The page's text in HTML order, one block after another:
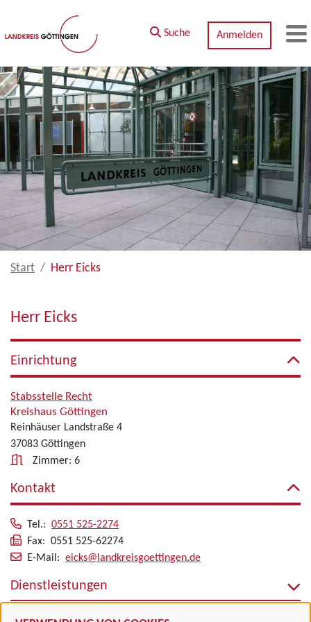
Zum Hauptinhalt springen
Suche Anmelden
Start Herr Eicks
Herr Eicks
Einrichtung
Stabsstelle Recht
Kreishaus Göttingen
Reinhäuser Landstraße 4
37083 Göttingen
Zimmer: 6
Kontakt
Tel.: 0551 525-2274
Fax: 0551 525-62274
E-Mail: eicks@landkreisgoettingen.de
Dienstleistungen